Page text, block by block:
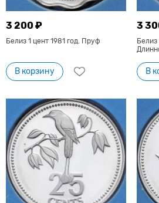
3 200 ₽
Белиз 1 цент 1981 год. Пруф
В корзину
3
Белиз
В